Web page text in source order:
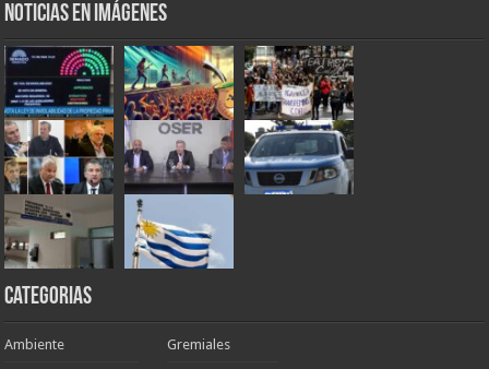
Noticias en Imágenes
Categorias
Ambiente Gremiales